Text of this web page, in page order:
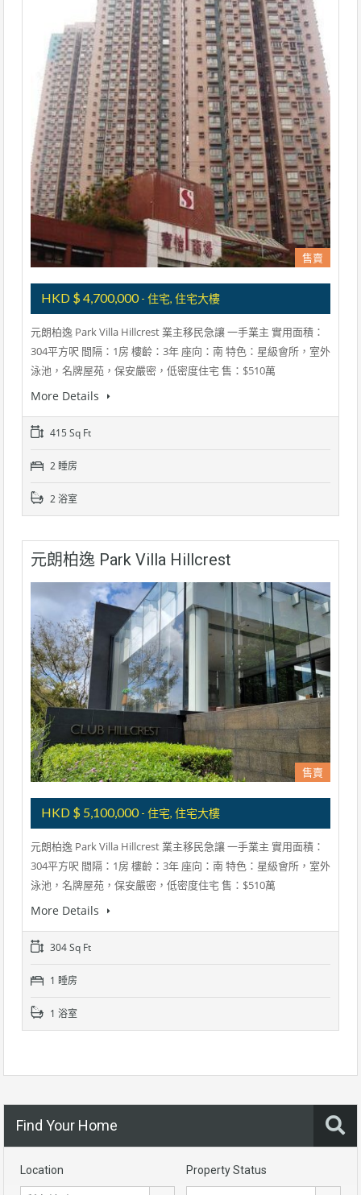
售賣
HKD $ 4,700,000- 住宅, 住宅大樓
元朗柏逸 Park Villa Hillcrest 業主移民急讓 一手業主 實用面積：
304平方呎 間隔：1房 樓齡：3年 座向：南 特色：星級會所，室外
泳池，名牌屋苑，保安嚴密，低密度住宅 售：$510萬
More Details
415 Sq Ft
2 睡房
2 浴室
元朗柏逸 Park Villa Hillcrest
售賣
HKD $ 5,100,000- 住宅, 住宅大樓
元朗柏逸 Park Villa Hillcrest 業主移民急讓 一手業主 實用面積：
304平方呎 間隔：1房 樓齡：3年 座向：南 特色：星級會所，室外
泳池，名牌屋苑，保安嚴密，低密度住宅 售：$510萬
More Details
304 Sq Ft
1 睡房
1 浴室
Find Your Home
Location Property Status